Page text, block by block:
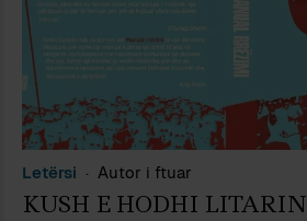
Letërsi Autor i ftuar
KUSH E HODHI LITARIN